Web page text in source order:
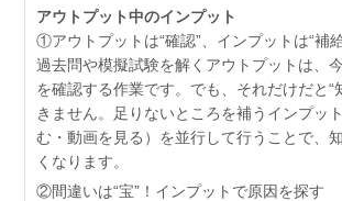
アウトプット中のインプット
①アウトプットは“確認”、インプットは“補
過去問や模擬試験を解くアウトプットは、
を確認する作業です。でも、それだけだと“
きません。足りないところを補うインプッ
む・動画を見る）を並行して行うことで、
くなります。
②間違いは“宝”！インプットで原因を探す